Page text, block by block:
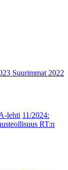
Suurimmat 2022
lehti 11/2024:
RT:n